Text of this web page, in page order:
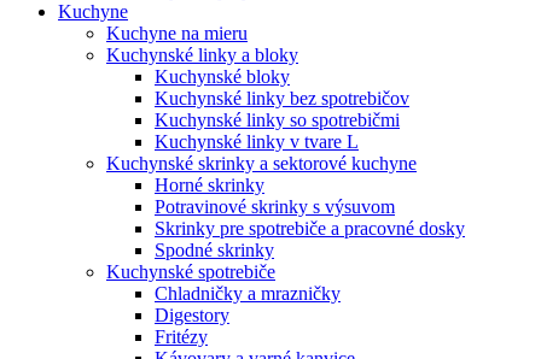
Kuchyne
Kuchyne na mieru
Kuchynské linky a bloky
Kuchynské bloky
Kuchynské linky bez spotrebičov
Kuchynské linky so spotrebičmi
Kuchynské linky v tvare L
Kuchynské skrinky a sektorové kuchyne
Horné skrinky
Potravinové skrinky s výsuvom
Skrinky pre spotrebiče a pracovné dosky
Spodné skrinky
Kuchynské spotrebiče
Chladničky a mrazničky
Digestory
Fritézy